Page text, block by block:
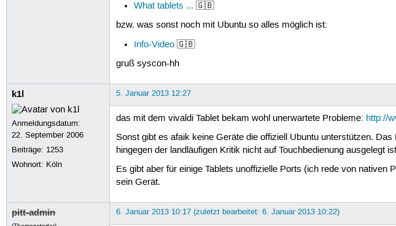
What tablets ... 🇬🇧
bzw. was sonst noch mit Ubuntu so alles möglich ist:
Info-Video 🇬🇧
gruß syscon-hh
k1l
Anmeldungsdatum:
22. September 2006
Beiträge: 1253
Wohnort: Köln
5. Januar 2013 12:27
das mit dem vivaldi Tablet bekam wohl unerwartete Probleme: http://
Sonst gibt es afaik keine Geräte die offiziell Ubuntu unterstützen.
hingegen der landläufigen Kritik nicht auf Touchbedienung ausgelegt
Es gibt aber für einige Tablets unoffizielle Ports (ich rede von
sein Gerät.
pitt-admin 6. Januar 2013 10:17 (zuletzt bearbeitet: 6. Januar 2013 10:22)